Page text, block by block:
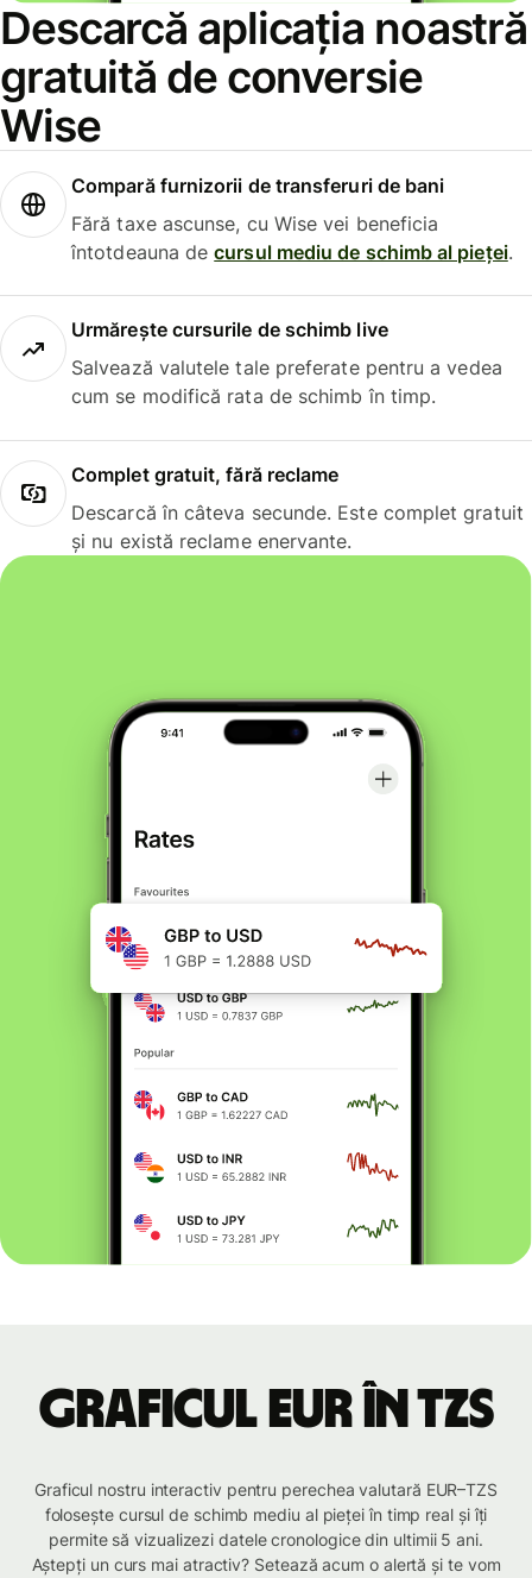
Descarcă aplicația noastră
gratuită de conversie
Wise
Compară furnizorii de transferuri de bani
Fără taxe ascunse, cu Wise vei beneficia
întotdeauna decursul mediu de schimb al pieței.
Urmărește cursurile de schimb live
Salvează valutele tale preferate pentru a vedea
cum se modifică rata de schimb în timp.
Complet gratuit, fără reclame
Descarcă în câteva secunde. Este complet gratuit
și nu există reclame enervante.
Graficul EUR în TZS
Graficul nostru interactiv pentru perechea valutară EUR–TZS
folosește cursul de schimb mediu al pieței în timp real și îți
permite să vizualizezi datele cronologice din ultimii 5 ani.
Aștepți un curs mai atractiv? Setează acum o alertă și te vom